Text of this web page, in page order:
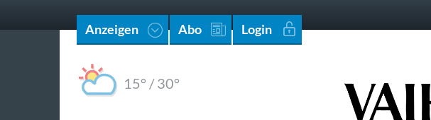
Anzeigen Abo Login
15° /30°